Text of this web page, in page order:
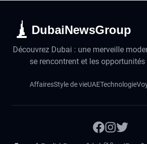
DubaiNewsGroup
Découvrez Dubai : une merveille
se rencontrent et les
AffairesStyle de vieUAETechnologie